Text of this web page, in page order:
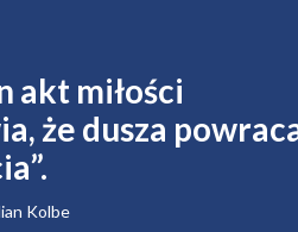
akt miłości
że ​​dusza
Kolbe